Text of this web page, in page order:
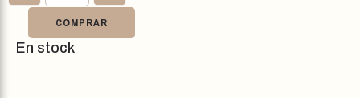
COMPRAR
En stock